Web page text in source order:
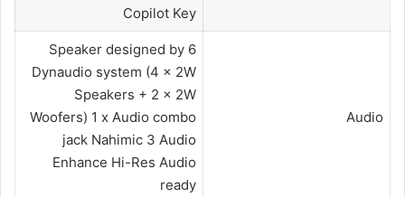
Copilot Key
Audio
6 Speaker designed by
Dynaudio system (4 x 2W
Speakers + 2 x 2W
Woofers) 1 x Audio combo
jack Nahimic 3 Audio
Enhance Hi-Res Audio
ready